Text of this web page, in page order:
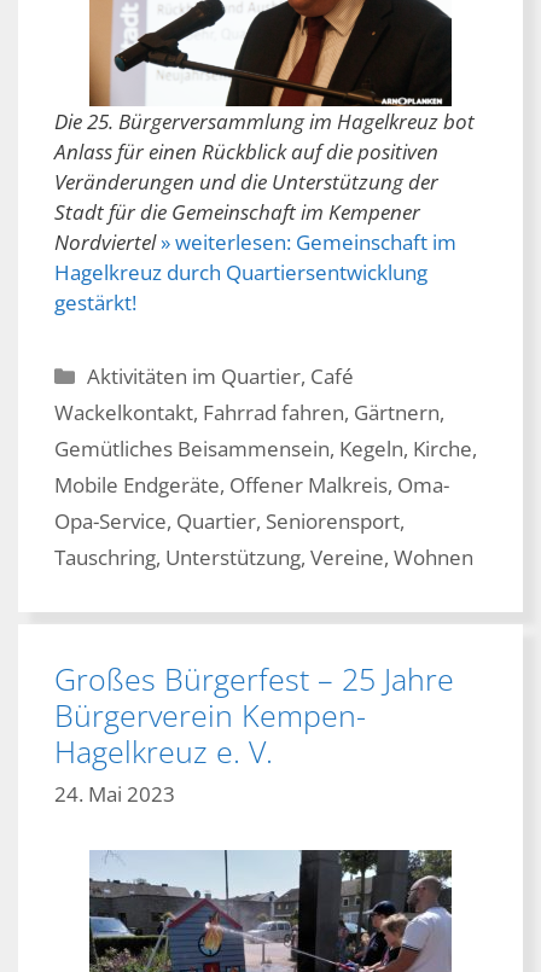
Die 25. Bürgerversammlung im Hagelkreuz bot
Anlass für einen Rückblick auf die positiven
Veränderungen und die Unterstützung der
Stadt für die Gemeinschaft im Kempener
Nordviertel» weiterlesen: Gemeinschaft im
Hagelkreuz durch Quartiersentwicklung
gestärkt!
Kategorien
Aktivitäten im Quartier, Café
Wackelkontakt, Fahrrad fahren, Gärtnern,
Gemütliches Beisammensein, Kegeln, Kirche,
Mobile Endgeräte, Offener Malkreis, Oma-
Opa-Service, Quartier, Seniorensport,
Tauschring, Unterstützung, Vereine, Wohnen
Großes Bürgerfest – 25 Jahre
Bürgerverein Kempen-
Hagelkreuz e. V.
24. Mai 2023